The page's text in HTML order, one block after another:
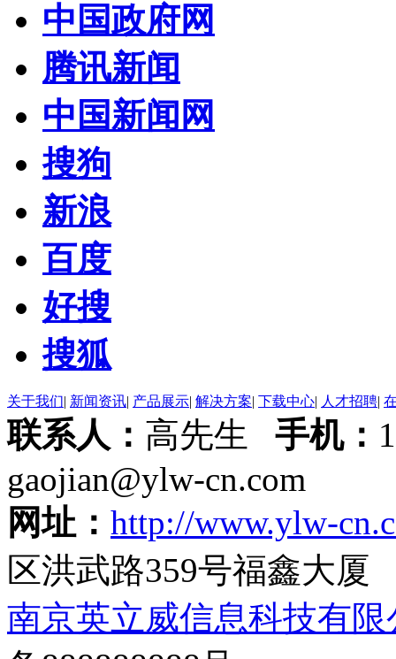
中国政府网
腾讯新闻
中国新闻网
搜狗
新浪
百度
好搜
搜狐
关于我们| 新闻资讯| 产品展示| 解决方案| 下载中心| 人才招聘|
联系人： 高先生 手机：
gaojian@ylw-cn.com
网址： http://www.ylw-
区洪武路359号福鑫大厦
南京英立威信息科技有限